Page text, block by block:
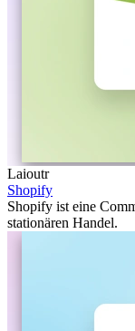
Laioutr
Shopify
Shopify ist eine
stationären Handel.